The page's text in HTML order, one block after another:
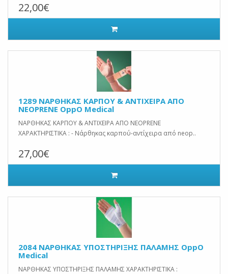
22,00€
1289 ΝΑΡΘΗΚΑΣ ΚΑΡΠΟΥ & ΑΝΤΙΧΕΙΡΑ ΑΠΟ
NEOPRENE OppO Medical
ΝΑΡΘΗΚΑΣ ΚΑΡΠΟΥ & ΑΝΤΙΧΕΙΡΑ ΑΠΟ NEOPRENE
ΧΑΡΑΚΤΗΡΙΣΤΙΚΑ : - Νάρθηκας καρπού-αντίχειρα από neop..
27,00€
2084 ΝΑΡΘΗΚΑΣ ΥΠΟΣΤΗΡΙΞΗΣ ΠΑΛΑΜΗΣ OppO
Medical
ΝΑΡΘΗΚΑΣ ΥΠΟΣΤΗΡΙΞΗΣ ΠΑΛΑΜΗΣ ΧΑΡΑΚΤΗΡΙΣΤΙΚΑ :